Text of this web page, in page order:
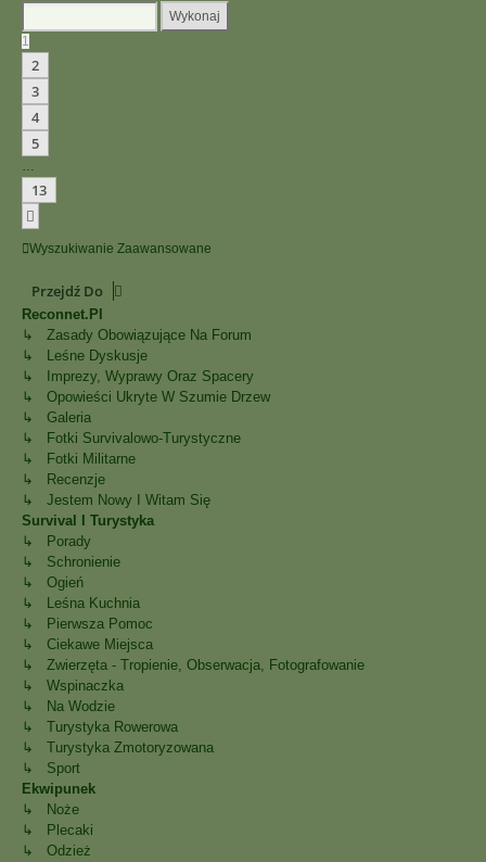
1
2
3
4
5
…
13
Wyszukiwanie Zaawansowane
Przejdź Do
Reconnet.pl
↳ Zasady Obowiązujące Na Forum
↳ Leśne Dyskusje
↳ Imprezy, Wyprawy Oraz Spacery
↳ Opowieści Ukryte W Szumie Drzew
↳ Galeria
↳ Fotki Survivalowo-Turystyczne
↳ Fotki Militarne
↳ Recenzje
↳ Jestem Nowy I Witam Się
Survival I Turystyka
↳ Porady
↳ Schronienie
↳ Ogień
↳ Leśna Kuchnia
↳ Pierwsza Pomoc
↳ Ciekawe Miejsca
↳ Zwierzęta - Tropienie, Obserwacja, Fotografowanie
↳ Wspinaczka
↳ Na Wodzie
↳ Turystyka Rowerowa
↳ Turystyka Zmotoryzowana
↳ Sport
Ekwipunek
↳ Noże
↳ Plecaki
↳ Odzież